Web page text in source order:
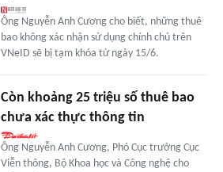
Ông Nguyễn Anh Cương cho biết, những thuê
bao không xác nhận sử dụng chính chủ trên
VNeID sẽ bị tạm khóa từ ngày 15/6.
Còn khoảng 25 triệu số thuê bao
chưa xác thực thông tin
Ông Nguyễn Anh Cương, Phó Cục trưởng Cục
Viễn thông, Bộ Khoa học và Công nghệ cho